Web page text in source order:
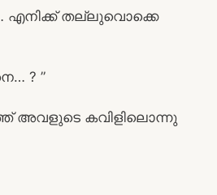
എനിക്ക് തല്ലുവൊക്കെ
? ”
കവിളിലൊന്നു